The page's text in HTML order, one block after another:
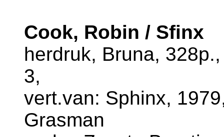
Cook, Robin / Sfinx
herdruk, Bruna,
3,
vert.van: Sphinx,
Grasman